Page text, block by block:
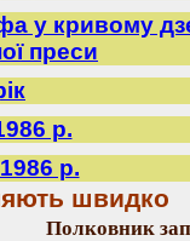
у кривому
преси
р.
р.
швидко
Полковник